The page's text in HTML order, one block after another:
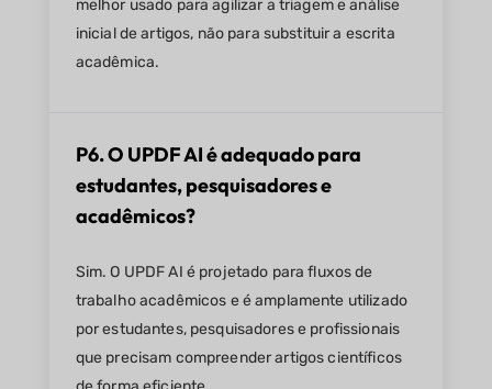
melhor usado para agilizar a triagem e análise
inicial de artigos, não para substituir a escrita
acadêmica.
P6. O UPDF AI é adequado para
estudantes, pesquisadores e
acadêmicos?
Sim. O UPDF AI é projetado para fluxos de
trabalho acadêmicos e é amplamente utilizado
por estudantes, pesquisadores e profissionais
que precisam compreender artigos científicos